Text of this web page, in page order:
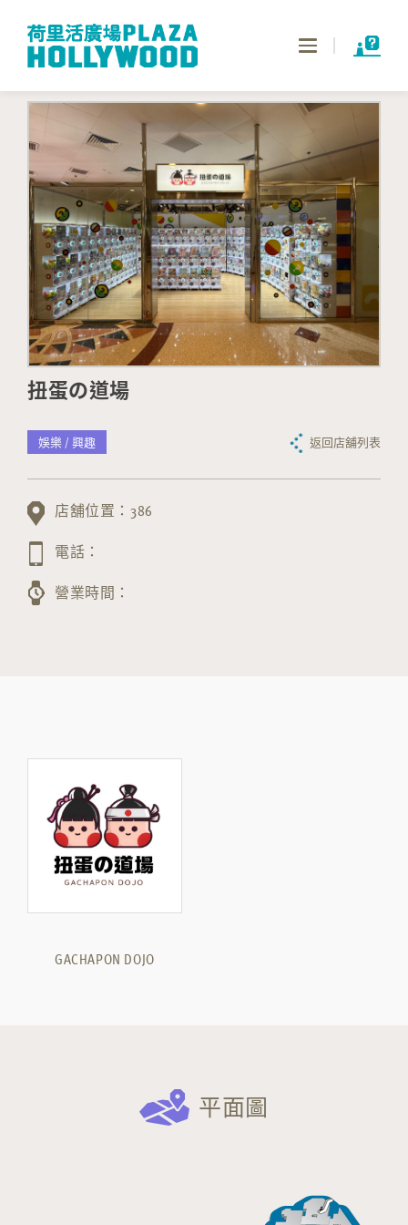
Toggle
扭蛋の道場
娛樂 / 興趣 返回店舖列表
店舖位置：386
電話：
營業時間：
GACHAPON DOJO
平面圖